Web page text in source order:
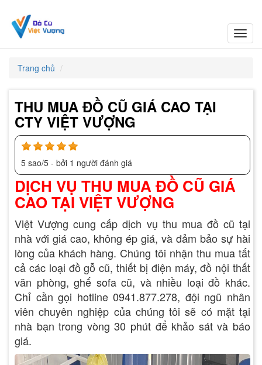
Trang chủ
THU MUA ĐỒ CŨ GIÁ CAO TẠI
CTY VIỆT VƯỢNG
5 sao/5 - bởi 1 người đánh giá
DỊCH VỤ THU MUA ĐỒ CŨ GIÁ
CAO TẠI VIỆT VƯỢNG
Việt Vượng cung cấp dịch vụ thu mua đồ cũ tại
nhà với giá cao, không ép giá, và đảm bảo sự hài
lòng của khách hàng. Chúng tôi nhận thu mua tất
cả các loại đồ gỗ cũ, thiết bị điện máy, đồ nội thất
văn phòng, ghế sofa cũ, và nhiều loại đồ khác.
Chỉ cần gọi hotline 0941.877.278, đội ngũ nhân
viên chuyên nghiệp của chúng tôi sẽ có mặt tại
nhà bạn trong vòng 30 phút để khảo sát và báo
giá.